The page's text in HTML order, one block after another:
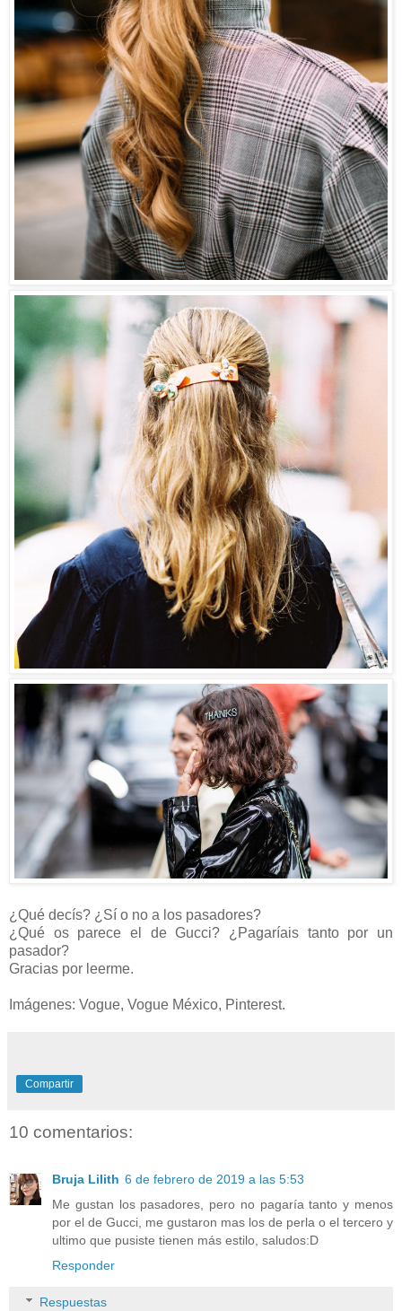
¿Qué decís? ¿Sí o no a los pasadores?
¿Qué os parece el de Gucci? ¿Pagaríais tanto por un
pasador?
Gracias por leerme.
Imágenes: Vogue, Vogue México, Pinterest.
Compartir
10 comentarios:
Bruja Lilith 6 de febrero de 2019 a las 5:53
Me gustan los pasadores, pero no pagaría tanto y menos
por el de Gucci, me gustaron mas los de perla o el tercero y
ultimo que pusiste tienen más estilo, saludos:D
Responder
Respuestas